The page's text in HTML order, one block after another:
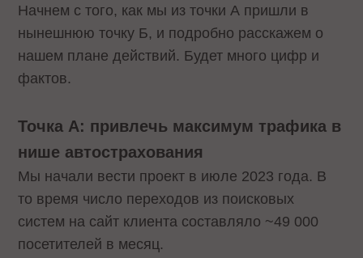
Начнем с того, как мы из точки А пришли в
нынешнюю точку Б, и подробно расскажем о
нашем плане действий. Будет много цифр и
фактов.
Точка А: привлечь максимум трафика в
нише автострахования
Мы начали вести проект в июле 2023 года. В
то время число переходов из поисковых
систем на сайт клиента составляло ~49 000
посетителей в месяц.